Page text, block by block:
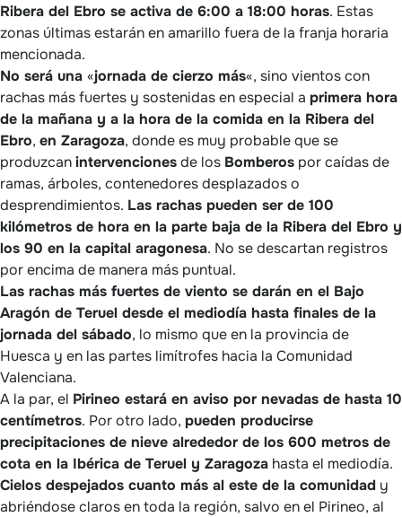
Ribera del Ebro se activa de 6:00 a 18:00 horas. Estas
zonas últimas estarán en amarillo fuera de la franja horaria
mencionada.
No será una «jornada de cierzo más«, sino vientos con
rachas más fuertes y sostenidas en especial a primera hora
de la mañana y a la hora de la comida en la Ribera del
Ebro, en Zaragoza, donde es muy probable que se
produzcanintervencionesde los Bomberos por caídas de
ramas, árboles, contenedores desplazados o
desprendimientos. Las rachas pueden ser de 100
kilómetros de hora en la parte baja de la Ribera del Ebro y
los 90 en la capital aragonesa. No se descartan registros
por encima de manera más puntual.
Las rachas más fuertes de viento se darán en el Bajo
Aragón de Teruel desde el mediodía hasta finales de la
jornada del sábado, lo mismo que en la provincia de
Huesca y en las partes limítrofes hacia la Comunidad
Valenciana.
A la par, el Pirineo estará en aviso por nevadas de hasta 10
centímetros. Por otro lado, pueden producirse
precipitaciones de nieve alrededor de los 600 metros de
cota en la Ibérica de Teruel y Zaragoza hasta el mediodía.
Cielos despejados cuanto más al este de la comunidad y
abriéndose claros en toda la región, salvo en el Pirineo, al